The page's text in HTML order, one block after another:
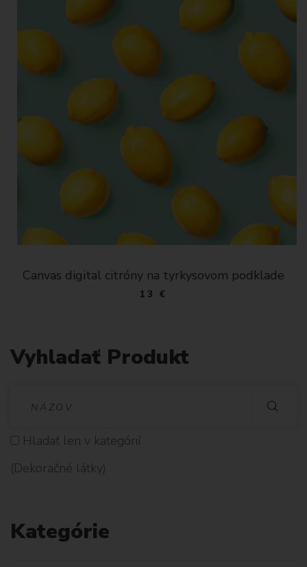
Canvas digital citróny na tyrkysovom podklade
13 €
Vyhladať Produkt
D
Hladať len v kategórií
(Dekoračné látky)
Kategórie